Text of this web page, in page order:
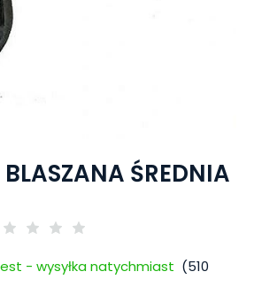
BLASZANA ŚREDNIA
- wysyłka natychmiast (510